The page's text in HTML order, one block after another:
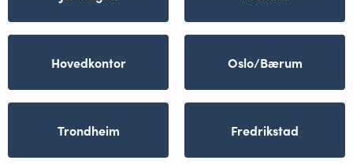
Hovedkontor Oslo/Bærum
Trondheim Fredrikstad